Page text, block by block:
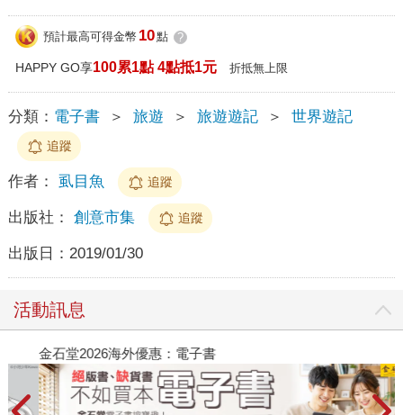
預計最高可得金幣 10點 ?
HAPPY GO享100累1點 4點抵1元 折抵無上限
分類： 電子書 ＞ 旅遊 ＞ 旅遊遊記 ＞ 世界遊記
追蹤
作者： 虱目魚 追蹤
出版社： 創意市集 追蹤
出版日： 2019/01/30
活動訊息
金石堂2026海外優惠：電子書